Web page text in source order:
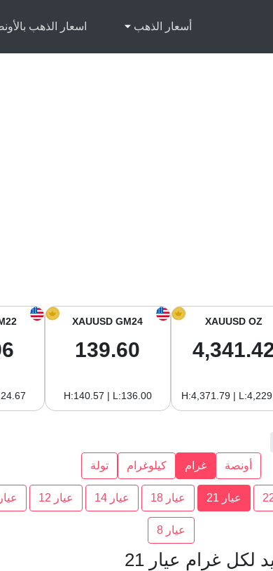
أسعار الذهب اسعار الذهب
XAUUSD OZ
H:4,371.79 |
XAUUSD GM24
139.60
H:140.57 | L:136.00
أونصة غرام كيلوغرام تولة
عيار 21 عيار 18 عيار 14 عيار 12 عيار
عيار 8
غرام عيار 21